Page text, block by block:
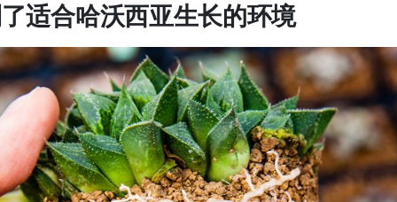
适合哈沃西亚生长的环境